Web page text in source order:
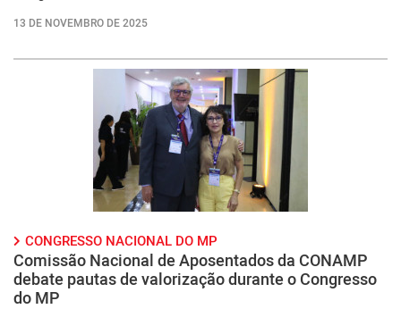
13 DE NOVEMBRO DE 2025
CONGRESSO NACIONAL DO MP
Comissão Nacional de Aposentados da CONAMP
debate pautas de valorização durante o Congresso
do MP